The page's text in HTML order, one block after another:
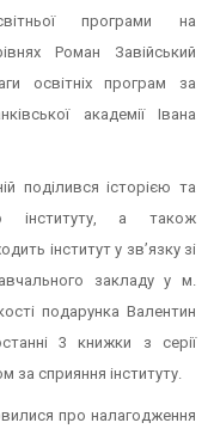
програми на
Роман Завійський
освітніх програм за
академії Івана
поділився історією та
інституту, а також
інститут у зв’язку зі
закладу у м.
подарунка Валентин
3 книжки з серії
за сприяння інституту.
про налагодження